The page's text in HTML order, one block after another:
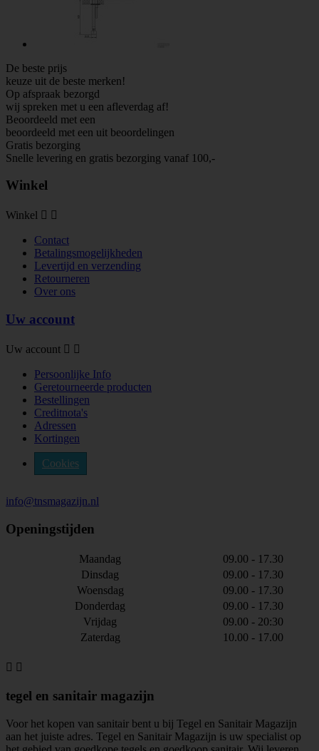
De beste prijs
keuze uit de beste merken!
Op afspraak bezorgd
wij spreken met u een afleverdag af!
Beoordeeld met een
beoordeeld met een uit beoordelingen
Gratis bezorging
Snelle levering en gratis bezorging vanaf 100,-
Winkel
Winkel  
Contact
Betalingsmogelijkheden
Levertijd en verzending
Retourneren
Over ons
Uw account
Uw account  
Persoonlijke Info
Geretourneerde producten
Bestellingen
Creditnota's
Adressen
Kortingen
Cookies
info@tnsmagazijn.nl
Openingstijden
Maandag
09.00 - 17.30
Dinsdag
09.00 - 17.30
Woensdag
09.00 - 17.30
Donderdag
09.00 - 17.30
Vrijdag
09.00 - 20:30
Zaterdag
10.00 - 17.00
 
tegel en sanitair magazijn
Voor het kopen van sanitair bent u bij Tegel en Sanitair Magazijn
aan het juiste adres. Tegel en Sanitair Magazijn is uw specialist op